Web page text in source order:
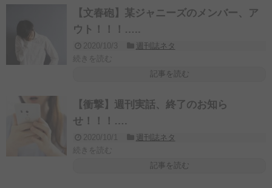
【文春砲】某ジャニーズのメンバー、ア
ウト！！！…..
2020/10/3
週刊誌ネタ
続きを読む
記事を読む
【衝撃】週刊実話、終了のお知ら
せ！！！….
2020/10/1
週刊誌ネタ
続きを読む
記事を読む